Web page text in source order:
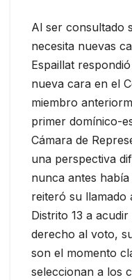
Al ser consultado
necesita nuevas
Espaillat
nueva cara en el
miembro
primer domínico-
Cámara de
una perspectiva
nunca antes
reiteró su llamado
Distrito 13 a
derecho al voto,
son el momento
seleccionan a los